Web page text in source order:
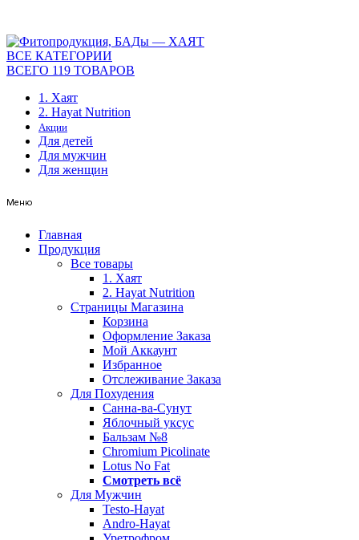
ВСЕ КАТЕГОРИИ
ВСЕГО 119 ТОВАРОВ
1. Хаят
2. Hayat Nutrition
Акции
Для детей
Для мужчин
Для женщин
Меню
Главная
Продукция
Все товары
1. Хаят
2. Hayat Nutrition
Страницы Магазина
Корзина
Оформление Заказа
Мой Аккаунт
Избранное
Отслеживание Заказа
Для Похудения
Санна-ва-Сунут
Яблочный уксус
Бальзам №8
Chromium Picolinate
Lotus No Fat
Смотреть всё
Для Мужчин
Testo-Hayat
Andro-Hayat